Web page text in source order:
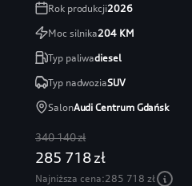
Rok produkcji2026
Moc silnika204KM
Typ paliwadiesel
Typ nadwoziaSUV
SalonAudi Centrum Gdańsk
340 140 zł
285 718 zł
Najniższa cena:285 718 zł